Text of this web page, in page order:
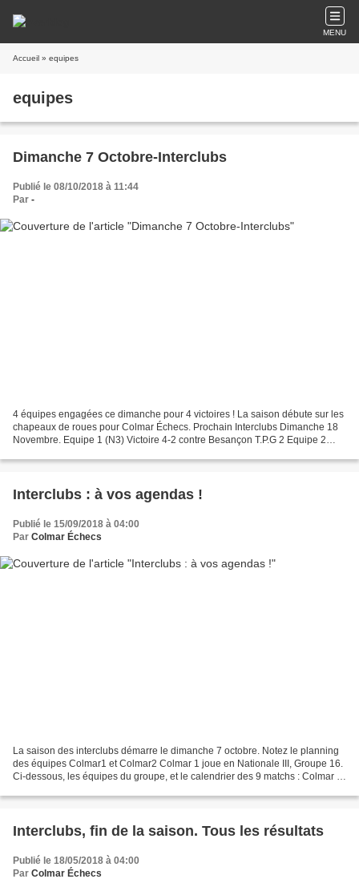
MENU
Accueil » equipes
equipes
Dimanche 7 Octobre-Interclubs
Publié le 08/10/2018 à 11:44
Par -
4 équipes engagées ce dimanche pour 4 victoires ! La saison débute sur les
chapeaux de roues pour Colmar Échecs. Prochain Interclubs Dimanche 18
Novembre. Equipe 1 (N3) Victoire 4-2 contre Besançon T.P.G 2 Equipe 2
Interclubs : à vos agendas !
Publié le 15/09/2018 à 04:00
Par Colmar Échecs
La saison des interclubs démarre le dimanche 7 octobre. Notez le planning
des équipes Colmar1 et Colmar2 Colmar 1 joue en Nationale III, Groupe 16.
Ci-dessous, les équipes du groupe, et le calendrier des 9 matchs : Colmar 2
Interclubs, fin de la saison. Tous les résultats
Publié le 18/05/2018 à 04:00
Par Colmar Échecs